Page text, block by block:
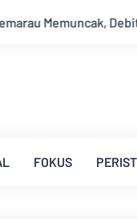
Terus
FOKUS